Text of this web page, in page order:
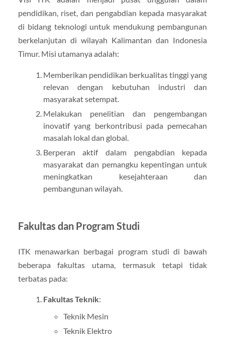
pendidikan, riset, dan pengabdian kepada masyarakat
di bidang teknologi untuk mendukung pembangunan
berkelanjutan di wilayah Kalimantan dan Indonesia
Timur. Misi utamanya adalah:
Memberikan pendidikan berkualitas tinggi yang
relevan dengan kebutuhan industri dan
masyarakat setempat.
Melakukan penelitian dan pengembangan
inovatif yang berkontribusi pada pemecahan
masalah lokal dan global.
Berperan aktif dalam pengabdian kepada
masyarakat dan pemangku kepentingan untuk
meningkatkan kesejahteraan dan
pembangunan wilayah.
Fakultas dan Program Studi
ITK menawarkan berbagai program studi di bawah
beberapa fakultas utama, termasuk tetapi tidak
terbatas pada:
Fakultas Teknik:
Teknik Mesin
Teknik Elektro